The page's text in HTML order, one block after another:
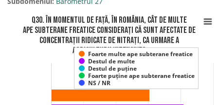
Q30. În momentul de față, în România, cât de multe
ape subterane freatice considerați că sunt afectate de
concentrații ridicate de nitrați, ca urmare a
agriculturii intensive?
Foarte multe ape subterane freatice
Destul de multe
Destul de puține
Foarte puține ape subterane freatice
NS / NR